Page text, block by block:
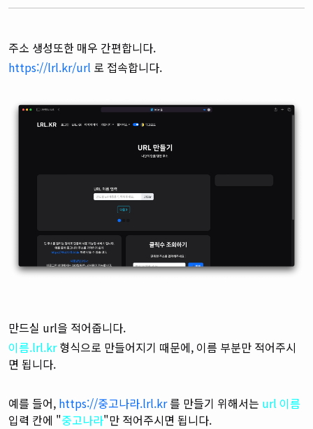
주소 생성또한 매우 간편합니다.
https://lrl.kr/url 로 접속합니다.
만드실 url을 적어줍니다.
이름.lrl.kr형식으로 만들어지기 때문에, 이름 부분만 적어주시
면 됩니다.
예를 들어, https://중고나라.lrl.kr를 만들기 위해서는 url 이름
입력 칸에 "중고나라"만 적어주시면 됩니다.